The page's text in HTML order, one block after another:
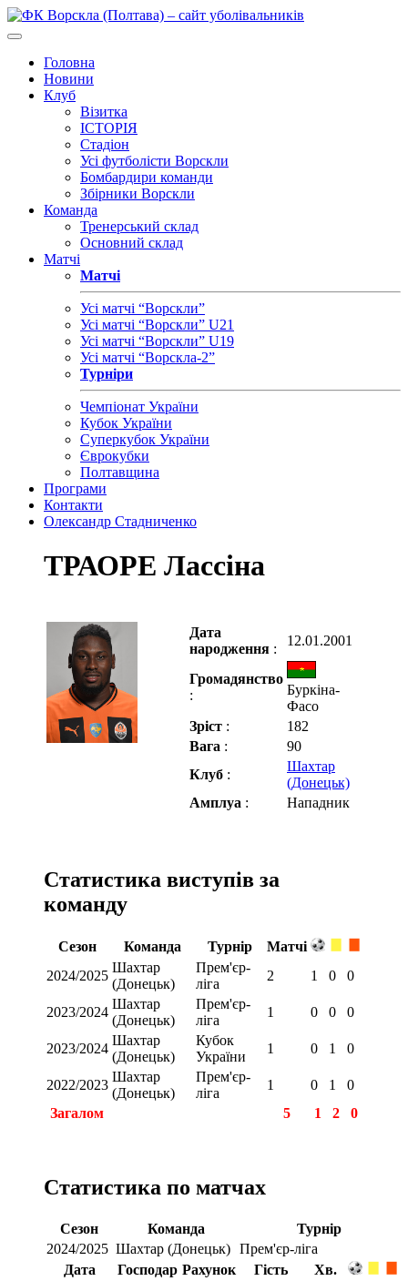
Головна
Новини
Клуб
Візитка
ІСТОРІЯ
Стадіон
Усі футболісти Ворскли
Бомбардири команди
Збірники Ворскли
Команда
Тренерський склад
Основний склад
Матчі
Матчі
Усі матчі “Ворскли”
Усі матчі “Ворскли” U21
Усі матчі “Ворскли” U19
Усі матчі “Ворскла-2”
Турніри
Чемпіонат України
Кубок України
Суперкубок України
Єврокубки
Полтавщина
Програми
Контакти
Олександр Стадниченко
ТРАОРЕ Лассіна
Дата
народження :
12.01.2001
Громадянство
:
Буркіна-
Фасо
Зріст :
182
Вага :
90
Клуб :
Шахтар
(Донецьк)
Амплуа : Нападник
Статистика виступів за
команду
Сезон Команда Турнір
Матчі
2024/2025
Шахтар
(Донецьк)
Прем'єр-
ліга
2 1 0 0
2023/2024
Шахтар
(Донецьк)
Прем'єр-
ліга
1 0 0 0
2023/2024
Шахтар
(Донецьк)
Кубок
України
1 0 1 0
2022/2023
Шахтар
(Донецьк)
Прем'єр-
ліга
1 0 1
0
Загалом
5 1 2 0
Статистика по матчах
Сезон Команда
Турнір
2024/2025 Шахтар (Донецьк) Прем'єр-ліга
Дата
Господар Рахунок Гість
Хв.